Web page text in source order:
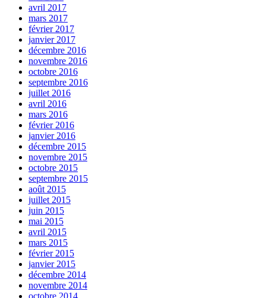
avril 2017
mars 2017
février 2017
janvier 2017
décembre 2016
novembre 2016
octobre 2016
septembre 2016
juillet 2016
avril 2016
mars 2016
février 2016
janvier 2016
décembre 2015
novembre 2015
octobre 2015
septembre 2015
août 2015
juillet 2015
juin 2015
mai 2015
avril 2015
mars 2015
février 2015
janvier 2015
décembre 2014
novembre 2014